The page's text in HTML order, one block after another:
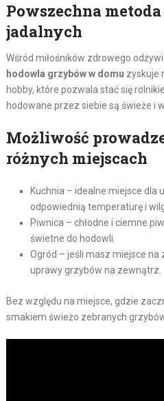
Powszechna
jadalnych
Wśród miłośników zdrowego
hodowla grzybów w domu zyskuje
hobby, które pozwala stać się
hodowane przez siebie są świeże i
Możliwość
różnych miejscach
Kuchnia – idealne miejsce dla
odpowiednią temperaturę i
Piwnica – chłodne i ciemne
świetne do hodowli.
Ogród – jeśli masz miejsce
uprawy grzybów na zewnątrz.
Bez względu na miejsce, gdzie
smakiem świeżo zebranych